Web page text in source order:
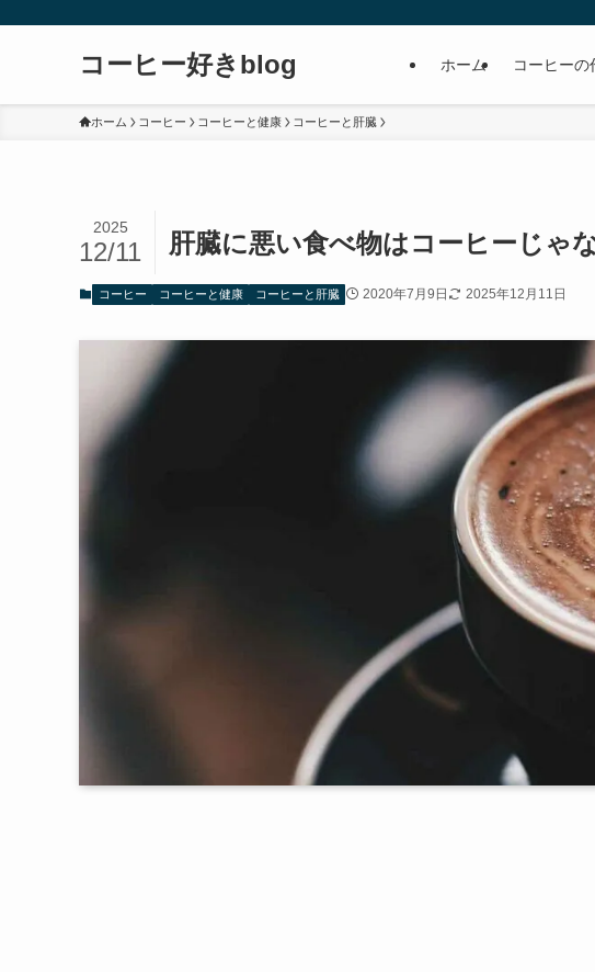
コーヒー好きblog ホーム コーヒーの
ホーム コーヒー コーヒーと健康 コーヒーと肝臓
肝臓に悪い食べ物はコーヒーじゃ
2025
12/11
コーヒー コーヒーと健康 コーヒーと肝臓 2020年7月9日 2025年12月11日